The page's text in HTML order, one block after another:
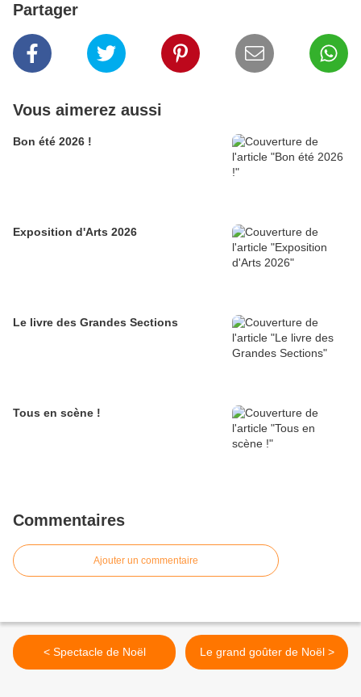
Partager
Vous aimerez aussi
Bon été 2026 !
Exposition d'Arts 2026
Le livre des Grandes Sections
Tous en scène !
Commentaires
Ajouter un commentaire
< Spectacle de Noël Le grand goûter de Noël >